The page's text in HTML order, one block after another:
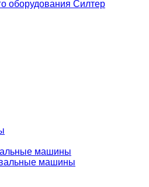
оборудования Силтер
машины
машины